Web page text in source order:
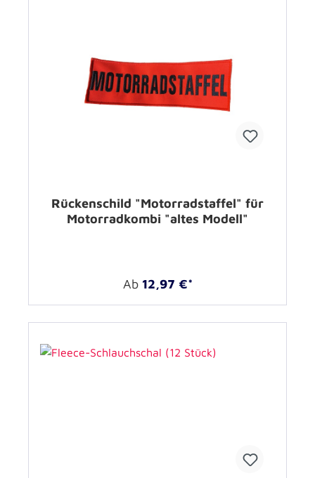
Rückenschild "Motorradstaffel" für
Motorradkombi "altes Modell"
Ab 12,97 €*